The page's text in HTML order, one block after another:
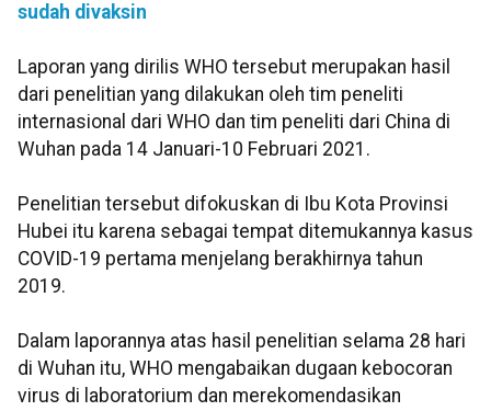
sudah divaksin
Laporan yang dirilis WHO tersebut merupakan hasil
dari penelitian yang dilakukan oleh tim peneliti
internasional dari WHO dan tim peneliti dari China di
Wuhan pada 14 Januari-10 Februari 2021.
Penelitian tersebut difokuskan di Ibu Kota Provinsi
Hubei itu karena sebagai tempat ditemukannya kasus
COVID-19 pertama menjelang berakhirnya tahun
2019.
Dalam laporannya atas hasil penelitian selama 28 hari
di Wuhan itu, WHO mengabaikan dugaan kebocoran
virus di laboratorium dan merekomendasikan